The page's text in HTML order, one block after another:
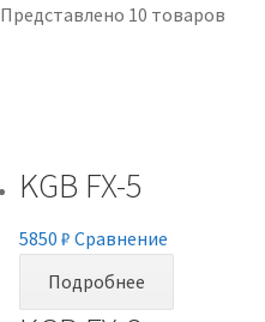
KGB FX-5
5850₽ Сравнение
Подробнее
Представлено 10 товаров